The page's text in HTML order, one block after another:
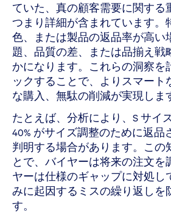
ていた、真の顧客需要に関する
つまり詳細が含まれています。
色、または製品の返品率が高い
題、品質の差、または品揃え戦
かになります。これらの洞察を
ックすることで、よりスマート
な購入、無駄の削減が実現しま
たとえば、分析により、S サイ
40% がサイズ調整のために返品
判明する場合があります。この
とで、バイヤーは将来の注文を
ヤーは仕様のギャップに対処し
みに起因するミスの繰り返しを
す。